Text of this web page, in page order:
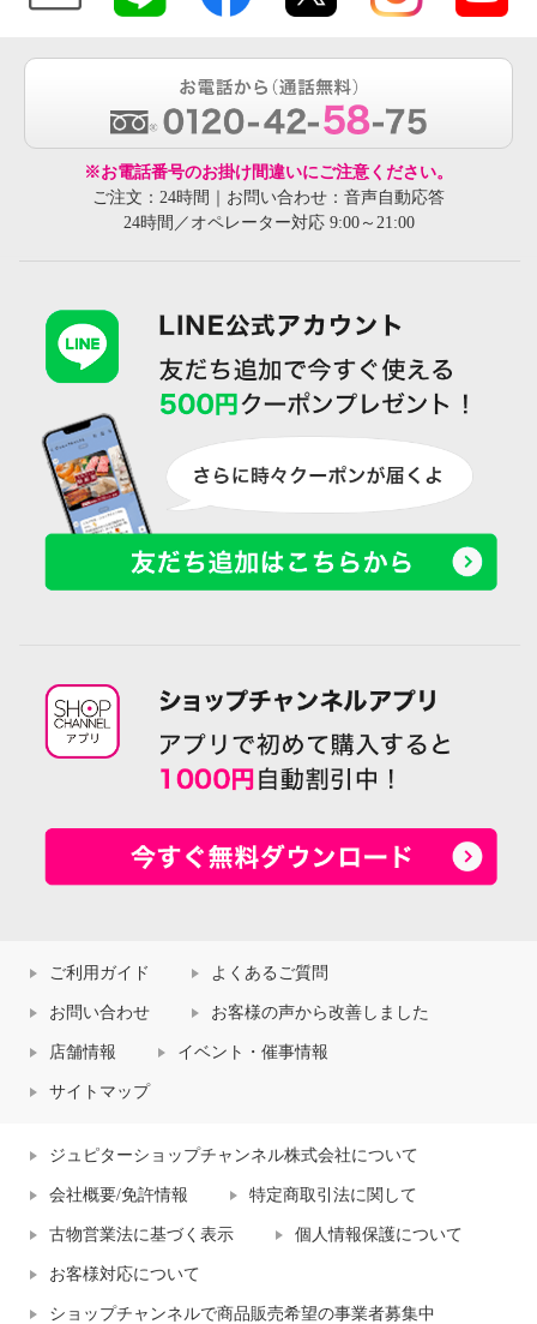
※お電話番号のお掛け間違いにご注意ください。
ご注文：24時間｜お問い合わせ：音声自動応答
24時間／オペレーター対応 9:00～21:00
ご利用ガイド よくあるご質問
お問い合わせ お客様の声から改善しました
店舗情報 イベント・催事情報
サイトマップ
ジュピターショップチャンネル株式会社について
会社概要/免許情報 特定商取引法に関して
古物営業法に基づく表示 個人情報保護について
お客様対応について
ショップチャンネルで商品販売希望の事業者募集中